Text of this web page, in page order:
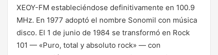
XEOY-FM estableciéndose definitivamente en 100.9
MHz. En 1977 adoptó el nombre Sonomil con música
disco. El 1 de junio de 1984 se transformó en Rock
101 — «Puro, total y absoluto rock» — con